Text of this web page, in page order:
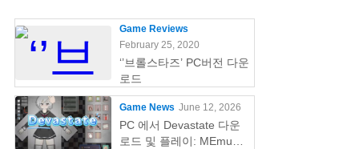
Game Reviews
February 25, 2020
‘’브롤스타즈’ PC버전 다운
로드
Game News June 12, 2026
PC 에서 Devastate 다운
로드 및 플레이: MEmu